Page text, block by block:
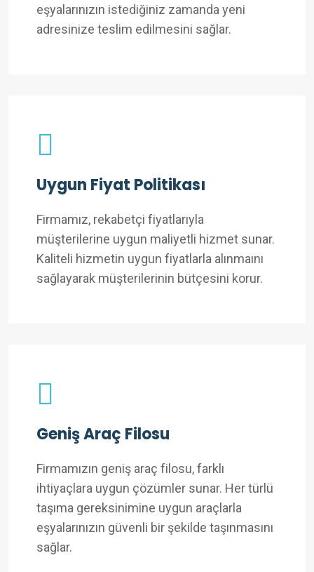
eşyalarınızın istediğiniz zamanda yeni
adresinize teslim edilmesini sağlar.
Uygun Fiyat Politikası
Firmamız, rekabetçi fiyatlarıyla
müşterilerine uygun maliyetli hizmet sunar.
Kaliteli hizmetin uygun fiyatlarla alınmaını
sağlayarak müşterilerinin bütçesini korur.
Geniş Araç Filosu
Firmamızın geniş araç filosu, farklı
ihtiyaçlara uygun çözümler sunar. Her türlü
taşıma gereksinimine uygun araçlarla
eşyalarınızın güvenli bir şekilde taşınmasını
sağlar.